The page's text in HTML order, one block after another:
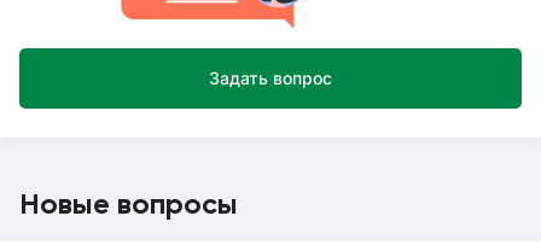
Задать вопрос
Новые вопросы